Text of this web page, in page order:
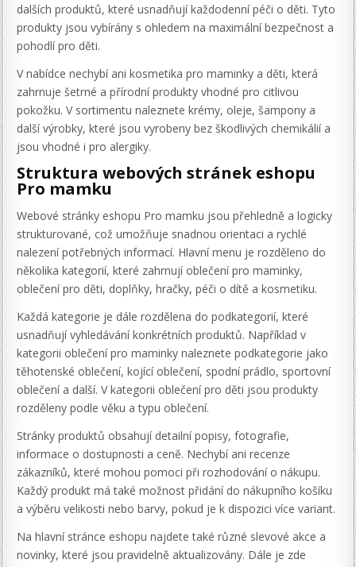
dalších produktů, které usnadňují každodenní péči o děti. Tyto
produkty jsou vybírány s ohledem na maximální bezpečnost a
pohodlí pro děti.
V nabídce nechybí ani kosmetika pro maminky a děti, která
zahrnuje šetrné a přírodní produkty vhodné pro citlivou
pokožku. V sortimentu naleznete krémy, oleje, šampony a
další výrobky, které jsou vyrobeny bez škodlivých chemikálií a
jsou vhodné i pro alergiky.
Struktura webových stránek eshopu
Pro mamku
Webové stránky eshopu Pro mamku jsou přehledně a logicky
strukturované, což umožňuje snadnou orientaci a rychlé
nalezení potřebných informací. Hlavní menu je rozděleno do
několika kategorií, které zahrnují oblečení pro maminky,
oblečení pro děti, doplňky, hračky, péči o dítě a kosmetiku.
Každá kategorie je dále rozdělena do podkategorií, které
usnadňují vyhledávání konkrétních produktů. Například v
kategorii oblečení pro maminky naleznete podkategorie jako
těhotenské oblečení, kojící oblečení, spodní prádlo, sportovní
oblečení a další. V kategorii oblečení pro děti jsou produkty
rozděleny podle věku a typu oblečení.
Stránky produktů obsahují detailní popisy, fotografie,
informace o dostupnosti a ceně. Nechybí ani recenze
zákazníků, které mohou pomoci při rozhodování o nákupu.
Každý produkt má také možnost přidání do nákupního košíku
a výběru velikosti nebo barvy, pokud je k dispozici více variant.
Na hlavní stránce eshopu najdete také různé slevové akce a
novinky, které jsou pravidelně aktualizovány. Dále je zde